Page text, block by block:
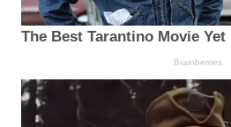
The Best Tarantino Movie Yet
Brainberries